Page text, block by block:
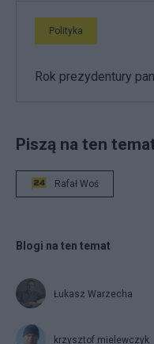
Polityka
Rok prezydentury
Piszą na ten
Rafał Woś
Blogi na ten temat
Łukasz Warzecha
krzysztof mielewczyk